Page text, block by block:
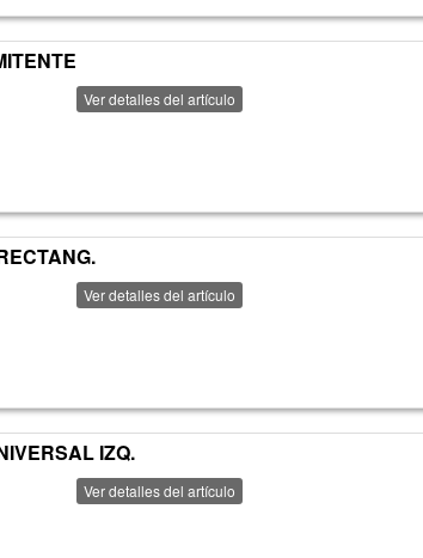
Ver detalles del artículo
Ver detalles del artículo
IZQ.
Ver detalles del artículo